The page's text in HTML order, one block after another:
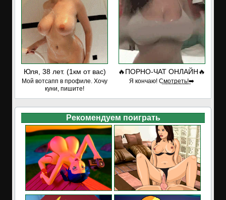
Юля, 38 лет. (1км от вас)
Мой вотсапп в профиле. Хочу
куни, пишите!
🔥ПОРНО-ЧАТ ОНЛАЙН🔥
Я кончаю! С͟м͟о͟т͟р͟е͟т͟ь͟!➡️
Рекомендуем поиграть